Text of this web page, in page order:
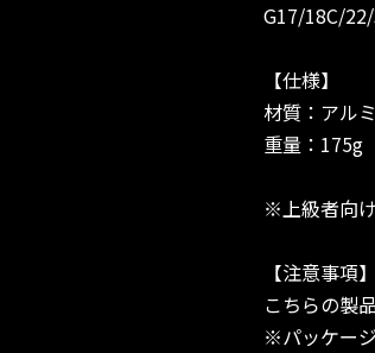
G17/18C/22/
【仕様】
材質：アル
重量：175g
※上級者向
【注意事項】
こちらの製
※パッケー